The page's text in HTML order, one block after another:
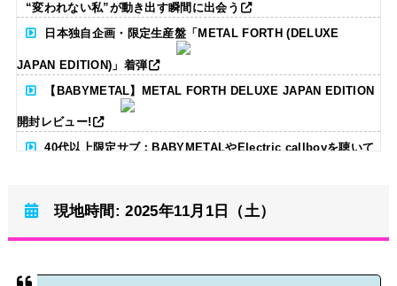
“変われない私”が動き出す瞬間に出会う
日本独自企画・限定生産盤「METAL FORTH (DELUXE
JAPAN EDITION)」着弾
【BABYMETAL】METAL FORTH DELUXE JAPAN EDITION
開封レビュー!
40代以上限定サブ：BABYMETALやElectric callboyを聴いて
BABYMETAL「CANNONBALL外伝」グッズ販売決定
現地時間: 2025年11月1日（土）